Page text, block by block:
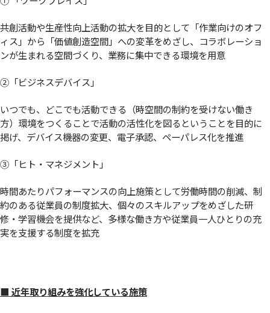
共創活動や生産性向上活動の拡大を目的として「作業向けのオフ
ィス」から「価値創造空間」への変革をめざし、コラボレーショ
ンが生まれる空間づくり、業務に集中できる環境を用意
②「ビジネスデバイス」
いつでも、どこでも活動できる（時空間の制約を受けない働き
方）環境をつくることで活動の活性化を図るということを目的に
掲げ、デバイス機器の変更、電子承認、ペーパレス化を推進
③「ヒト・マネジメント」
時間あたりパフォーマンスの向上施策として労働時間の削減、制
約のある従業員の制度拡大、個々のスキルアップをめざした研
修・学習機会を提供など、多様な働き方や従業員一人ひとりの充
実を支援する制度を拡充
■ 近年取り組みを強化している施策